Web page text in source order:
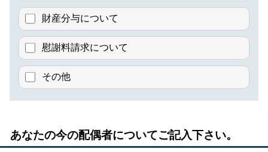
財産分与について
慰謝料請求について
その他
あなたの今の配偶者についてご記入下さい。